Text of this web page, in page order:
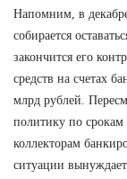
Напомним, в
собирается
закончится его
средств на счетах
млрд рублей.
политику по срокам
коллекторам
ситуации